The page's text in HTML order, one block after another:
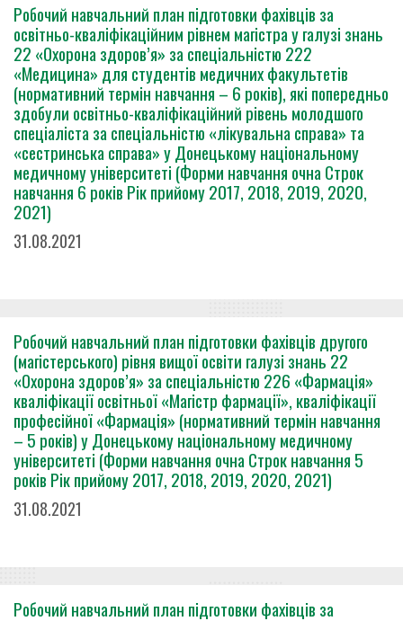
Робочий навчальний план підготовки фахівців за
освітньо-кваліфікаційним рівнем магістра у галузі знань
22 «Охорона здоров’я» за спеціальністю 222
«Медицина» для студентів медичних факультетів
(нормативний термін навчання – 6 років), які попередньо
здобули освітньо-кваліфікаційний рівень молодшого
спеціаліста за спеціальністю «лікувальна справа» та
«сестринська справа» у Донецькому національному
медичному університеті (Форми навчання очна Строк
навчання 6 років Рік прийому 2017, 2018, 2019, 2020,
2021)
31.08.2021
Робочий навчальний план підготовки фахівців другого
(магістерського) рівня вищої освіти галузі знань 22
«Охорона здоров’я» за спеціальністю 226 «Фармація»
кваліфікації освітньої «Магістр фармації», кваліфікації
професійної «Фармація» (нормативний термін навчання
– 5 років) у Донецькому національному медичному
університеті (Форми навчання очна Строк навчання 5
років Рік прийому 2017, 2018, 2019, 2020, 2021)
31.08.2021
Робочий навчальний план підготовки фахівців за